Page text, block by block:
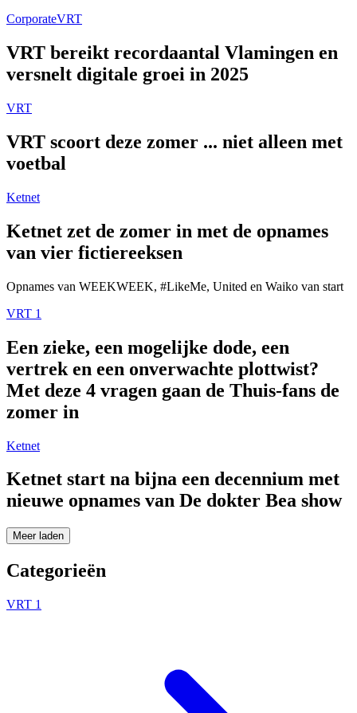
CorporateVRT
VRT bereikt recordaantal Vlamingen en
versnelt digitale groei in 2025
VRT
VRT scoort deze zomer ... niet alleen met
voetbal
Ketnet
Ketnet zet de zomer in met de opnames
van vier fictiereeksen
Opnames van WEEKWEEK, #LikeMe, United en Waiko van start
VRT 1
Een zieke, een mogelijke dode, een
vertrek en een onverwachte plottwist?
Met deze 4 vragen gaan de Thuis-fans de
zomer in
Ketnet
Ketnet start na bijna een decennium met
nieuwe opnames van De dokter Bea show
Meer laden
Categorieën
VRT 1